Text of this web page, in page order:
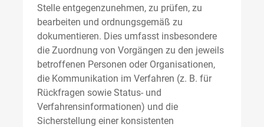
Stelle entgegenzunehmen, zu prüfen, zu
bearbeiten und ordnungsgemäß zu
dokumentieren. Dies umfasst insbesondere
die Zuordnung von Vorgängen zu den jeweils
betroffenen Personen oder Organisationen,
die Kommunikation im Verfahren (z. B. für
Rückfragen sowie Status- und
Verfahrensinformationen) und die
Sicherstellung einer konsistenten